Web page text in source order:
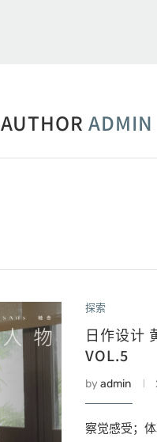
AUTHORADMIN
探索
日作设计
VOL.5
by admin
察觉感受；